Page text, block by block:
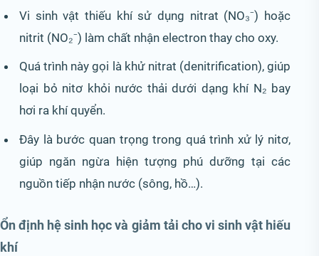
Vi sinh vật thiếu khí sử dụng nitrat (NO₃⁻) hoặc
nitrit (NO₂⁻) làm chất nhận electron thay cho oxy.
Quá trình này gọi là khử nitrat (denitrification), giúp
loại bỏ nitơ khỏi nước thải dưới dạng khí N₂ bay
hơi ra khí quyển.
Đây là bước quan trọng trong quá trình xử lý nitơ,
giúp ngăn ngừa hiện tượng phú dưỡng tại các
nguồn tiếp nhận nước (sông, hồ…).
Ổn định hệ sinh học và giảm tải cho vi sinh vật hiếu
khí